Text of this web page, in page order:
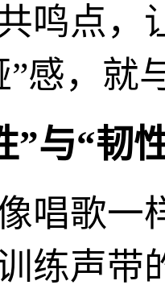
鸣点，
感，就
”与“韧
唱歌一
练声带